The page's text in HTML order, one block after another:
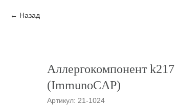
Назад
Аллергокомпонент
(ImmunoCAP)
Артикул: 21-1024